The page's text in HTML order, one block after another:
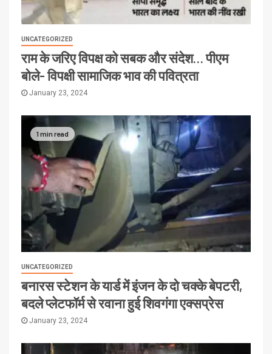
UNCATEGORIZED
राम के जरिए विपक्ष को सबक और संदेश… पीएम
बोले- विपक्षी सामाजिक भाव की पवित्रता
January 23, 2024
1 min read
UNCATEGORIZED
बनारस स्टेशन के यार्ड में इंजन के दो चक्के बेपटरी,
बदले प्लेटफॉर्म से रवाना हुई शिवगंगा एक्सप्रेस
January 23, 2024